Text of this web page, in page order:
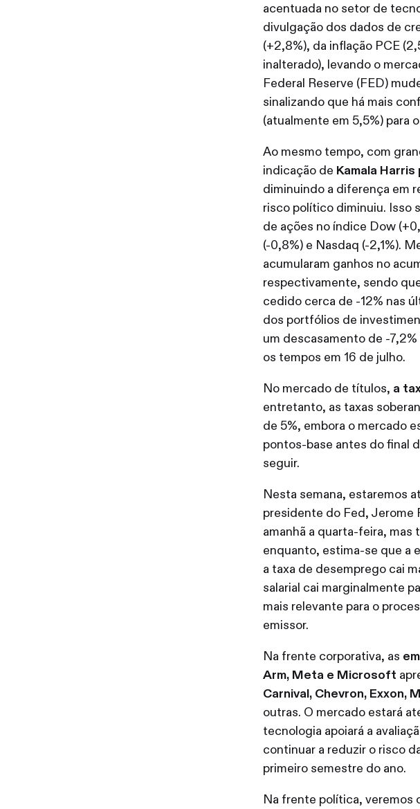
acentuada no setor de
divulgação dos dados de
(+2,8%), da inflação PCE
inalterado), levando o
Federal Reserve (FED)
sinalizando que há mais
(atualmente em 5,5%) para
Ao mesmo tempo, com
indicação de Kamala
diminuindo a diferença em
risco político diminuiu. Isso
de ações no índice Dow
(-0,8%) e Nasdaq (-2,1%).
acumularam ganhos no
respectivamente, sendo
cedido cerca de -12% nas
dos portfólios de
um descasamento de -
os tempos em 16 de julho.
No mercado de títulos, a
entretanto, as taxas
de 5%, embora o mercado
pontos-base antes do final
seguir.
Nesta semana, estaremos
presidente do Fed, Jerome
amanhã a quarta-feira, mas
enquanto, estima-se que a
a taxa de desemprego cai
salarial cai marginalmente
mais relevante para o
emissor.
Na frente corporativa, as
Arm, Meta e Microsoft
Carnival, Chevron, Exxon,
outras. O mercado estará
tecnologia apoiará a
continuar a reduzir o risco
primeiro semestre do ano.
Na frente política, veremos